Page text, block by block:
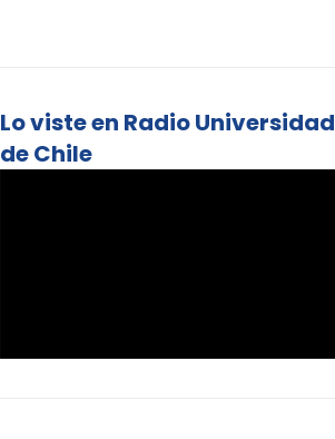
Lo viste en Radio Universidad
de Chile